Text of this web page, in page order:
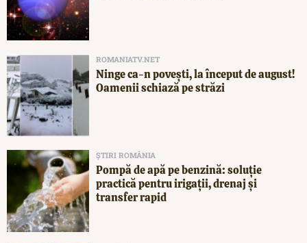
ROMANIATV.NET
Ninge ca-n povești, la început de august!
Oamenii schiază pe străzi
ȘTIRI ROMÂNIA
Pompă de apă pe benzină: soluție
practică pentru irigații, drenaj și
transfer rapid